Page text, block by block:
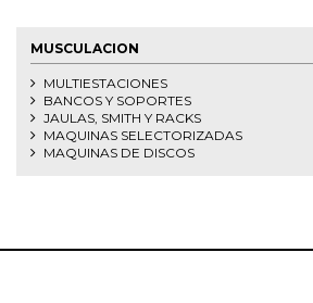
MUSCULACION
MULTIESTACIONES
BANCOS Y SOPORTES
JAULAS, SMITH Y RACKS
MAQUINAS SELECTORIZADAS
MAQUINAS DE DISCOS